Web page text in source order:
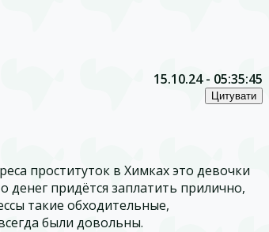
15.10.24 - 05:35:45
проституток в Химках это девочки
денег придётся заплатить прилично,
такие обходительные,
были довольны.